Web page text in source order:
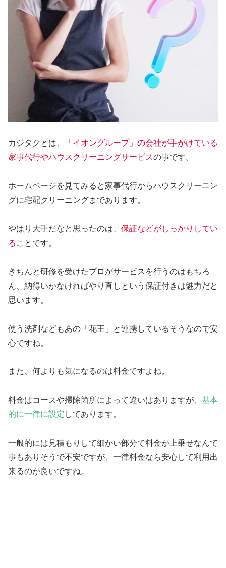
カジタクとは、
「イオングループ」の会社が手がけている
家事代行やハウスクリーニングサービスの事です。
ホームページを見てみると家事代行からハウスクリーニン
グに宅配クリーニングまであります。
やはり大手だなと思ったのは、 保証などがしっかりしてい
る ことです。
きちんと研修を受けたプロがサービスを行うのはもちろ
ん、納得いかなければやり直しという保証付きは魅力だと
思います。
使う洗剤などもあの「花王」と連携しているそうなので安
心ですね。
また、何よりも気になるのは料金ですよね。
料金はコースや掃除箇所によって違いはありますが、 基本
的に一律に設定 してあります。
一般的には見積もりして細かい部分で料金が上乗せなんて
事もありそうで不安ですが、一律料金なら安心して利用出
来るのが良いですね。